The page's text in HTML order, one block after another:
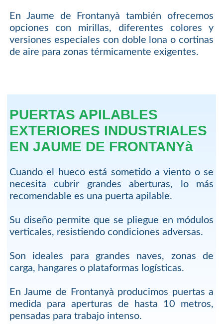
En Jaume de Frontanyà también ofrecemos
opciones con mirillas, diferentes colores y
versiones especiales con doble lona o cortinas
de aire para zonas térmicamente exigentes.
PUERTAS APILABLES
EXTERIORES INDUSTRIALES
EN JAUME DE FRONTANYà
Cuando el hueco está sometido a viento o se
necesita cubrir grandes aberturas, lo más
recomendable es una puerta apilable.
Su diseño permite que se pliegue en módulos
verticales, resistiendo condiciones adversas.
Son ideales para grandes naves, zonas de
carga, hangares o plataformas logísticas.
En Jaume de Frontanyà producimos puertas a
medida para aperturas de hasta 10 metros,
pensadas para trabajo intenso.